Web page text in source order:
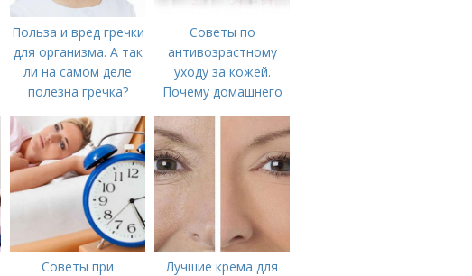
Польза и вред гречки
для организма. А так
ли на самом деле
полезна гречка?
Советы по
антивозрастному
уходу за кожей.
Почему домашнего
Советы при
Лучшие крема для